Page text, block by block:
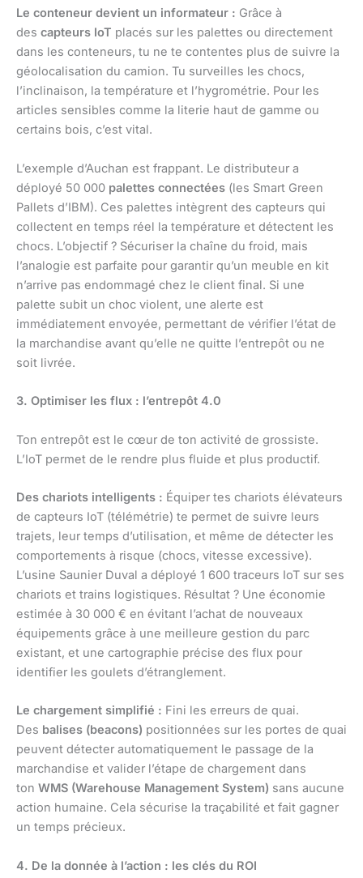
Le conteneur devient un informateur : Grâce à
des capteurs IoT placés sur les palettes ou directement
dans les conteneurs, tu ne te contentes plus de suivre la
géolocalisation du camion. Tu surveilles les chocs,
l’inclinaison, la température et l’hygrométrie. Pour les
articles sensibles comme la literie haut de gamme ou
certains bois, c’est vital.
L’exemple d’Auchan est frappant. Le distributeur a
déployé 50 000 palettes connectées (les Smart Green
Pallets d’IBM). Ces palettes intègrent des capteurs qui
collectent en temps réel la température et détectent les
chocs. L’objectif ? Sécuriser la chaîne du froid, mais
l’analogie est parfaite pour garantir qu’un meuble en kit
n’arrive pas endommagé chez le client final. Si une
palette subit un choc violent, une alerte est
immédiatement envoyée, permettant de vérifier l’état de
la marchandise avant qu’elle ne quitte l’entrepôt ou ne
soit livrée.
3. Optimiser les flux : l’entrepôt 4.0
Ton entrepôt est le cœur de ton activité de grossiste.
L’IoT permet de le rendre plus fluide et plus productif.
Des chariots intelligents : Équiper tes chariots élévateurs
de capteurs IoT (télémétrie) te permet de suivre leurs
trajets, leur temps d’utilisation, et même de détecter les
comportements à risque (chocs, vitesse excessive).
L’usine Saunier Duval a déployé 1 600 traceurs IoT sur ses
chariots et trains logistiques. Résultat ? Une économie
estimée à 30 000 € en évitant l’achat de nouveaux
équipements grâce à une meilleure gestion du parc
existant, et une cartographie précise des flux pour
identifier les goulets d’étranglement.
Le chargement simplifié : Fini les erreurs de quai.
Des balises (beacons) positionnées sur les portes de quai
peuvent détecter automatiquement le passage de la
marchandise et valider l’étape de chargement dans
ton WMS (Warehouse Management System) sans aucune
action humaine. Cela sécurise la traçabilité et fait gagner
un temps précieux.
4. De la donnée à l’action : les clés du ROI